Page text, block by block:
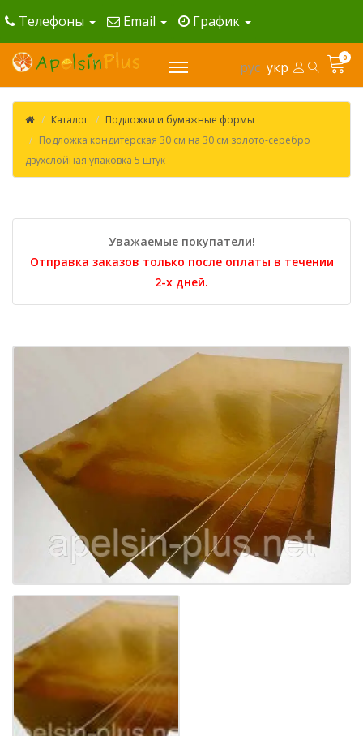
Телефоны Email График
рус укр
0
Каталог
Подложки и бумажные формы
Подложка кондитерская 30 см на 30 см золото-серебро
двухслойная упаковка 5 штук
Уважаемые покупатели!
Отправка заказов только после оплаты в течении
2-х дней.